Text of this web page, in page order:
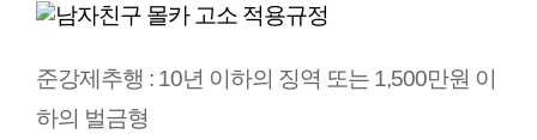
준강제추행 : 10년 이하의 징역 또는 1,500만원 이
하의 벌금형